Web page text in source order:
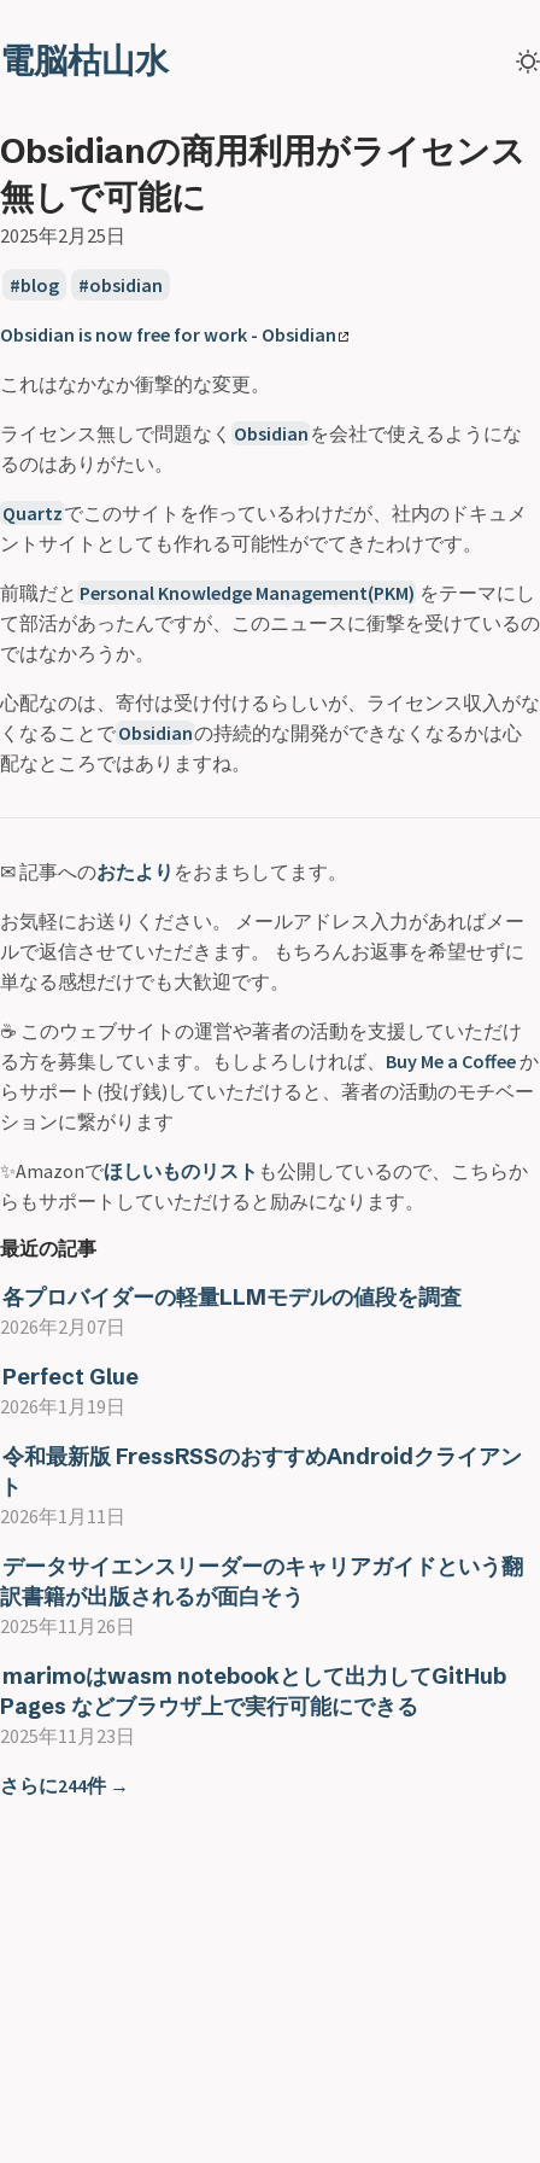
電脳枯山水
Obsidianの商用利用がライセンス
無しで可能に
2025年2月25日
blog obsidian
Obsidian is now free for work - Obsidian
これはなかなか衝撃的な変更。
ライセンス無しで問題なく Obsidian を会社で使えるようにな
るのはありがたい。
Quartzでこのサイトを作っているわけだが、社内のドキュメ
ントサイトとしても作れる可能性がでてきたわけです。
前職だと Personal Knowledge Management(PKM) をテーマにし
て部活があったんですが、このニュースに衝撃を受けているの
ではなかろうか。
心配なのは、寄付は受け付けるらしいが、ライセンス収入がな
くなることでObsidianの持続的な開発ができなくなるかは心
配なところではありますね。
✉ 記事へのおたより をおまちしてます。
お気軽にお送りください。 メールアドレス入力があればメー
ルで返信させていただきます。 もちろんお返事を希望せずに
単なる感想だけでも大歓迎です。
☕ このウェブサイトの運営や著者の活動を支援していただけ
る方を募集しています。もしよろしければ、 Buy Me a Coffeeか
らサポート(投げ銭)していただけると、著者の活動のモチベー
ションに繋がります
✨Amazonでほしいものリスト も公開しているので、こちらか
らもサポートしていただけると励みになります。
最近の記事
各プロバイダーの軽量LLMモデルの値段を調査
2026年2月07日
Perfect Glue
2026年1月19日
令和最新版 FressRSSのおすすめAndroidクライアン
ト
2026年1月11日
データサイエンスリーダーのキャリアガイドという翻
訳書籍が出版されるが面白そう
2025年11月26日
marimoはwasm notebookとして出力してGitHub
Pages などブラウザ上で実行可能にできる
2025年11月23日
さらに244件 →